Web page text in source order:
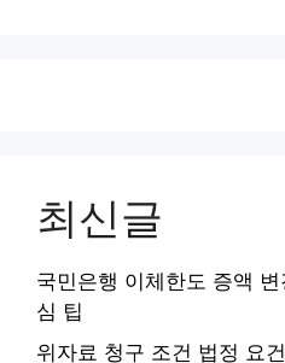
최신글
국민은행 이체한도 증액
심 팁
위자료 청구 조건 법정 요